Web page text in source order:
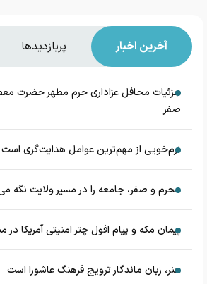
آخرین اخبار پربازدیدها
جزئیات محافل عزاداری حرم مطهر حضرت
صفر
نرم‌خویی از مهم‌ترین عوامل هدایت‌گری است
محرم و صفر، جامعه را در مسیر ولایت نگه
پیمان مکه و پیام افول چتر امنیتی آمریکا در
هنر، زبان ماندگار ترویج فرهنگ عاشورا است